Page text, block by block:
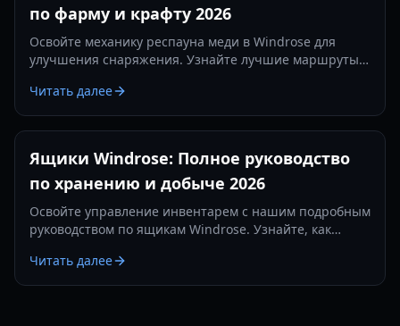
по фарму и крафту 2026
Освойте механику респауна меди в Windrose для
улучшения снаряжения. Узнайте лучшие маршруты
демоверсии Windrose.
Читать далее
Ящики Windrose: Полное руководство
по хранению и добыче 2026
Освойте управление инвентарем с нашим подробным
руководством по ящикам Windrose. Узнайте, как
автодепозита и защищать свою добычу в 2026 году.
Читать далее